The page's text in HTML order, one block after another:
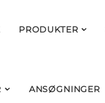
PRODUKTER
ANSØGNINGER